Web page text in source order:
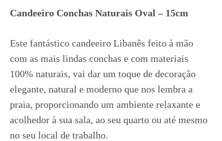
Candeeiro Conchas Naturais Oval – 15cm
Este fantástico candeeiro Libanês feito à mão
com as mais lindas conchas e com materiais
100% naturais, vai dar um toque de decoração
elegante, natural e moderno que nos lembra a
praia, proporcionando um ambiente relaxante e
acolhedor à sua sala, ao seu quarto ou até mesmo
no seu local de trabalho.